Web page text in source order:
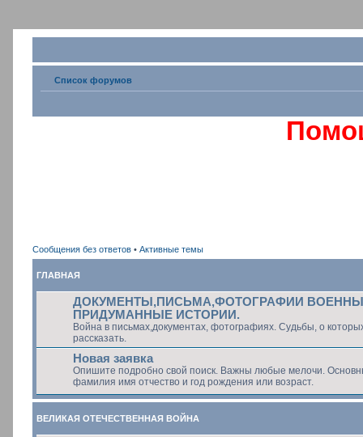
Список форумов
Сообщения без ответов • Активные темы
ГЛАВНАЯ
ДОКУМЕНТЫ,ПИСЬМА,ФОТОГРАФИИ
ПРИДУМАННЫЕ ИСТОРИИ.
Война в письмах,документах, фотографиях. Судьбы, о
рассказать.
Новая заявка
Опишите подробно свой поиск. Важны любые мелочи.
фамилия имя отчество и год рождения или возраст.
ВЕЛИКАЯ ОТЕЧЕСТВЕННАЯ ВОЙНА